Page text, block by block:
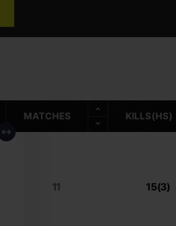
MATCHES KILLS(HS)
11 15(3)